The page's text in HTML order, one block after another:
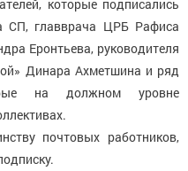
которые подписались
СП, главврача ЦРБ Рафиса
Еронтьева, руководителя
Динара Ахметшина и ряд
на должном уровне
почтовых работников,